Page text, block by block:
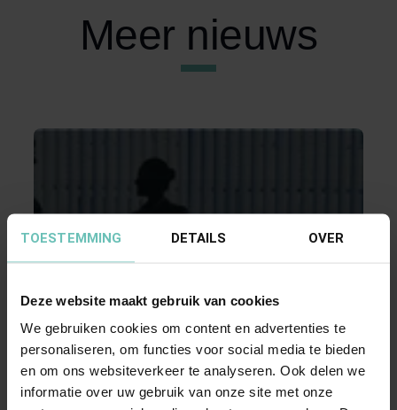
TOESTEMMING DETAILS OVER
Deze website maakt gebruik van cookies
We gebruiken cookies om content en advertenties te
personaliseren, om functies voor social media te bieden
en om ons websiteverkeer te analyseren. Ook delen we
informatie over uw gebruik van onze site met onze
Meer nieuws
Aansprakelijkheid van bestuurders van de
B.V. bij bekrachtiging van rechtshandelingen
Uit een recente uitspraak van de rechtbank
Midden-Nederland blijkt dat het van belang is